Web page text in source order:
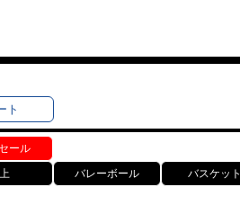
ト
ール
バレーボール バスケット